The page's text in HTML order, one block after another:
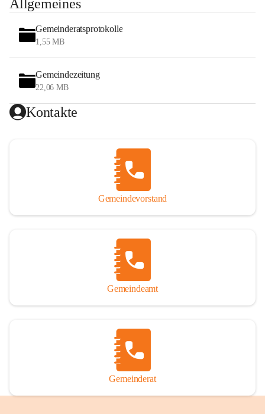
Allgemeines
Gemeinderatsprotokolle
1,55 MB
Gemeindezeitung
22,06 MB
Kontakte
Gemeindevorstand
Gemeindeamt
Gemeinderat